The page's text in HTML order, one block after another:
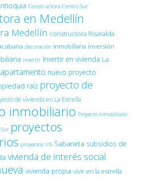
Constructora Centro Sur
en Medellín
Medellín constructora Risaralda
decoración inmobiliaria inversión
invertir Invertir en vivienda La
nuevo proyecto
raíz proyecto de
de vivienda en La Estrella
inmobiliario Proyecto inmobiliario
Sur proyectos
proyectos VIS Sabaneta subsidios de
vivienda de interés social
vivienda propia vivir en la estrella